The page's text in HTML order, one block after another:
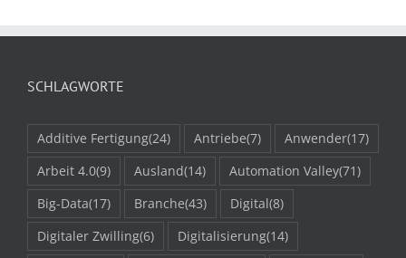
SCHLAGWORTE
Additive Fertigung(24) Antriebe(7) Anwender(17)
Arbeit 4.0(9) Ausland(14) Automation Valley(71)
Big-Data(17) Branche(43) Digital(8)
Digitaler Zwilling(6) Digitalisierung(14)